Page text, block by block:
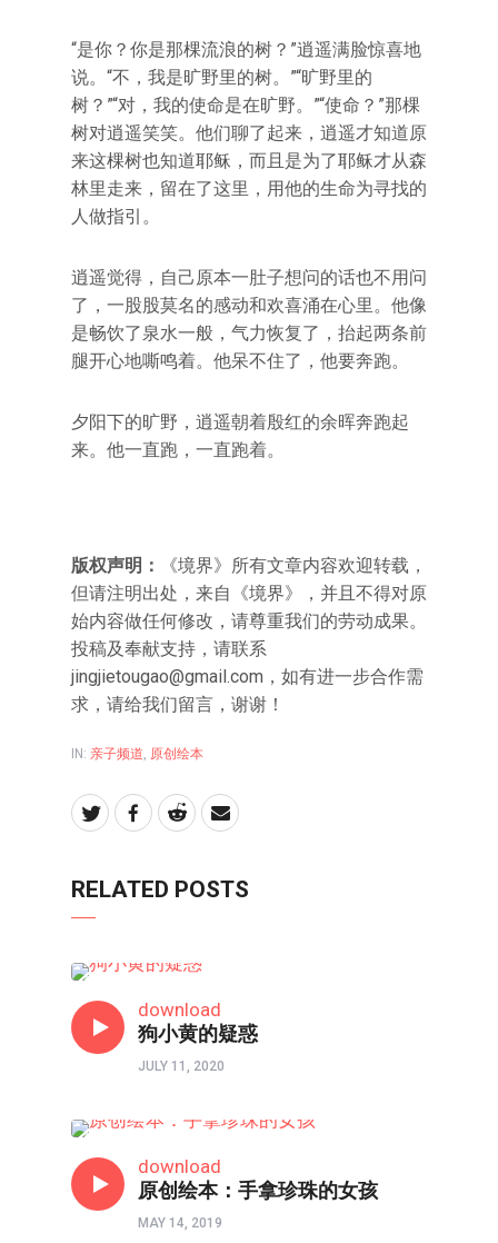
“是你？你是那棵流浪的树？”逍遥满脸惊喜地
说。“不，我是旷野里的树。”“旷野里的
树？”“对，我的使命是在旷野。”“使命？”那棵
树对逍遥笑笑。他们聊了起来，逍遥才知道原
来这棵树也知道耶稣，而且是为了耶稣才从森
林里走来，留在了这里，用他的生命为寻找的
人做指引。
逍遥觉得，自己原本一肚子想问的话也不用问
了，一股股莫名的感动和欢喜涌在心里。他像
是畅饮了泉水一般，气力恢复了，抬起两条前
腿开心地嘶鸣着。他呆不住了，他要奔跑。
夕阳下的旷野，逍遥朝着殷红的余晖奔跑起
来。他一直跑，一直跑着。
版权声明：
《境界》所有文章内容欢迎转载，
但请注明出处，来自《境界》，并且不得对原
始内容做任何修改，请尊重我们的劳动成果。
投稿及奉献支持，请联系
jingjietougao@gmail.com ，如有进一步合作需
求，请给我们留言，谢谢！
IN: 亲子频道, 原创绘本
RELATED POSTS
download
狗小黄的疑惑
JULY 11, 2020
download
原创绘本：手拿珍珠的女孩
MAY 14, 2019